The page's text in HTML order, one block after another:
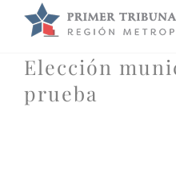
Elección
prueba